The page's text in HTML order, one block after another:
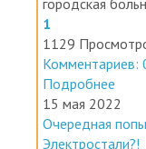
1
1129
Комментариев:
Подробнее
15 мая 2022
Очередная
Электростали?!
Информация